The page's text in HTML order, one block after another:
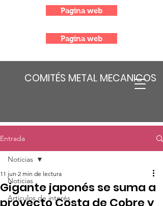
COMITÉS METAL MECANICOS
Pagina web
Pagina web
Entrada
Noticias
Articulos de interés
Noticias
Gigante japonés se suma a
proyecto Costa de Cobre y
11 jun 2 min de lectura